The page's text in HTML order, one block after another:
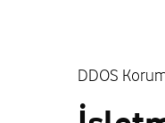
DDOS